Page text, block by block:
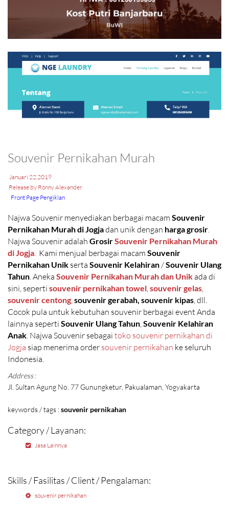
Souvenir Pernikahan Murah
Januari 22,2019
Release by Ronny Alexander
Front Page Pengiklan
Najwa Souvenir menyediakan berbagai macam Souvenir
Pernikahan Murah di Jogjadan unik dengan harga grosir
Najwa Souvenir adalah GrosirSouvenir Pernikahan Murah
di Jogja . Kami menjual berbagai macam Souvenir
Pernikahan Unik serta Souvenir Kelahiran /Souvenir Ulang
Tahun . Aneka Souvenir Pernikahan Murah dan Unikada di
sini, seperti souvenir pernikahan towel souvenir gelas
souvenir centong souvenir gerabah, souvenir kipas , dll.
Cocok pula untuk kebutuhan souvenir berbagai event Anda
lainnya seperti Souvenir Ulang Tahun Souvenir Kelahiran
Anak . Najwa Souvenir sebagai toko souvenir pernikahan di
Jogja siap menerima order souvenir pernikahan ke seluruh
Indonesia.
Address:
Jl. Sultan Agung No. 77 Gunungketur, Pakualaman, Yogyakarta
keywords / tags :souvenir pernikahan
Category / Layanan:
Jasa Lainnya
Skills / Fasilitas / Client / Pengalaman:
souvenir pernikahan